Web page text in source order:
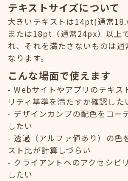
テキストサイズについて
大きいテキストは14pt(通常
または18pt（通常24px）以上
れ、それを満たさないものは
なります。
こんな場面で使えます
Webサイトやアプリのテキス
リティ基準を満たすか確認した
デザインカンプの配色をコー
したい
透過（アルファ値あり）の色
スト比が計算しづらい
クライアントへのアクセシビ
したい